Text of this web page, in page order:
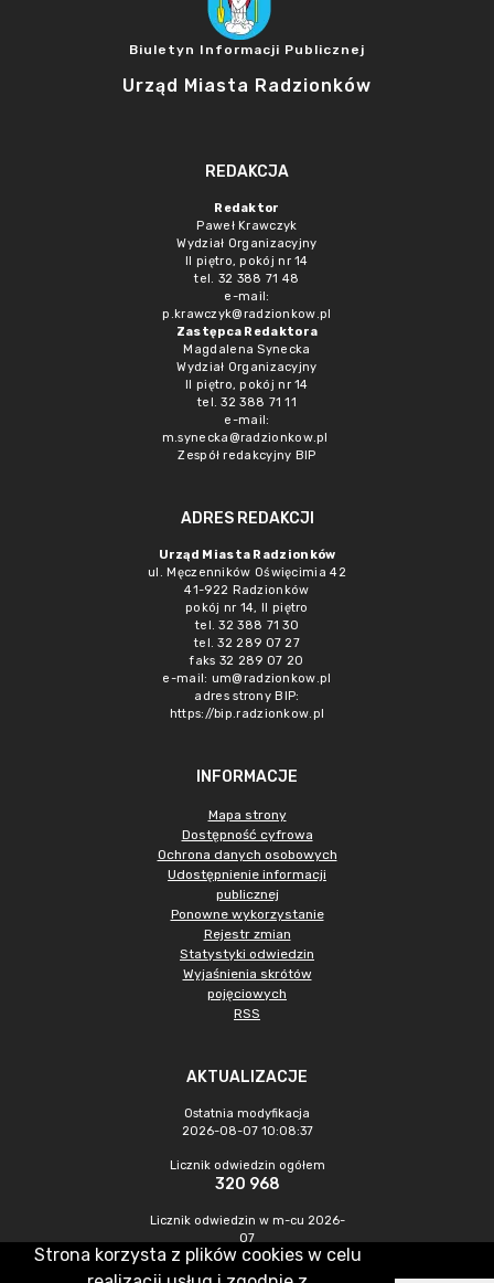
Biuletyn Informacji Publicznej
Urząd Miasta Radzionków
REDAKCJA
Redaktor
Paweł Krawczyk
Wydział Organizacyjny
II piętro, pokój nr 14
tel. 32 388 71 48
e-mail:
p.krawczyk@radzionkow.pl
Zastępca Redaktora
Magdalena Synecka
Wydział Organizacyjny
II piętro, pokój nr 14
tel. 32 388 71 11
e-mail:
m.synecka@radzionkow.pl
Zespół redakcyjny BIP
ADRES REDAKCJI
Urząd Miasta Radzionków
ul. Męczenników Oświęcimia 42
41-922 Radzionków
pokój nr 14, II piętro
tel. 32 388 71 30
tel. 32 289 07 27
faks 32 289 07 20
e-mail: um@radzionkow.pl
adres strony BIP:
https://bip.radzionkow.pl
INFORMACJE
Mapa strony
Dostępność cyfrowa
Ochrona danych osobowych
Udostępnienie informacji
publicznej
Ponowne wykorzystanie
Rejestr zmian
Statystyki odwiedzin
Wyjaśnienia skrótów
pojęciowych
RSS
AKTUALIZACJE
Ostatnia modyfikacja
2026-08-07 10:08:37
Licznik odwiedzin ogółem
320 968
Licznik odwiedzin w m-cu 2026-
07
1 027
Strona korzysta z plików cookies w celu